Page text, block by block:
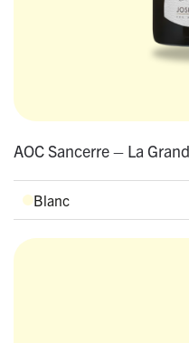
AOC Sancerre – La
Blanc